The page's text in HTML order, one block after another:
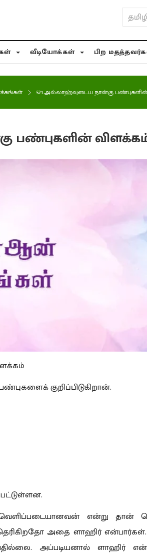
வீடியோக்கள் பிற
521.அல்லாஹ்வுடைய நான்கு
பண்புகளின்
குறிப்பிடுகிறான்.
என்று தான்
அதை ளாஹிர்
அப்படியனால் ளாஹிர்